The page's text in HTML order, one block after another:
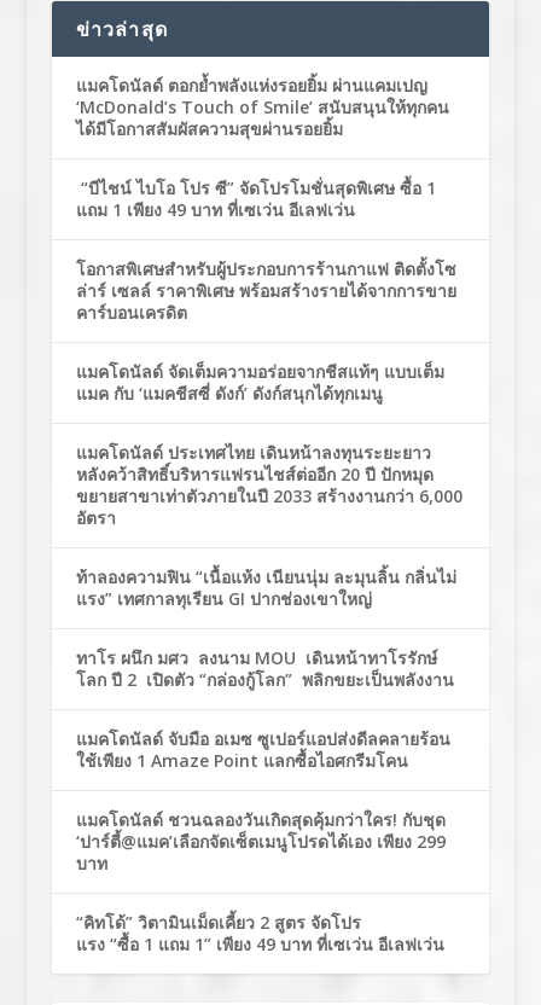
ข่าวล่าสุด
แมคโดนัลด์ ตอกย้ำพลังแห่งรอยยิ้ม ผ่านแคมเปญ
‘McDonald’s Touch of Smile’ สนับสนุนให้ทุกคน
ได้มีโอกาสสัมผัสความสุขผ่านรอยยิ้ม
“บีไชน์ ไบโอ โปร ซี” จัดโปรโมชั่นสุดพิเศษ ซื้อ 1
แถม 1 เพียง 49 บาท ที่เซเว่น อีเลฟเว่น
โอกาสพิเศษสำหรับผู้ประกอบการร้านกาแฟ ติดตั้งโซ
ล่าร์ เซลล์ ราคาพิเศษ พร้อมสร้างรายได้จากการขาย
คาร์บอนเครดิต
แมคโดนัลด์ จัดเต็มความอร่อยจากชีสแท้ๆ แบบเต็ม
แมค กับ ‘แมคชีสซี่ ดังก์’ ดังก์สนุกได้ทุกเมนู
แมคโดนัลด์ ประเทศไทย เดินหน้าลงทุนระยะยาว
หลังคว้าสิทธิ์บริหารแฟรนไชส์ต่ออีก 20 ปี ปักหมุด
ขยายสาขาเท่าตัวภายในปี 2033 สร้างงานกว่า 6,000
อัตรา
ท้าลองความฟิน “เนื้อแห้ง เนียนนุ่ม ละมุนลิ้น กลิ่นไม่
แรง” เทศกาลทุเรียน GI ปากช่องเขาใหญ่
ทาโร ผนึก มศว ลงนาม MOU เดินหน้าทาโรรักษ์
โลก ปี 2 เปิดตัว “กล่องกู้โลก” พลิกขยะเป็นพลังงาน
แมคโดนัลด์ จับมือ อเมซ ซูเปอร์แอปส่งดีลคลายร้อน
ใช้เพียง 1 Amaze Point แลกซื้อไอศกรีมโคน
แมคโดนัลด์ ชวนฉลองวันเกิดสุดคุ้มกว่าใคร! กับชุด
‘ปาร์ตี้@แมค’เลือกจัดเซ็ตเมนูโปรดได้เอง เพียง 299
บาท
“คิทโด้” วิตามินเม็ดเคี้ยว 2 สูตร จัดโปร
แรง “ซื้อ 1 แถม 1” เพียง 49 บาท ที่เซเว่น อีเลฟเว่น